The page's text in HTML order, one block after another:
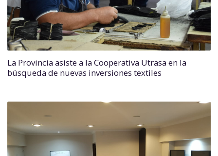
La Provincia asiste a la Cooperativa Utrasa en la
búsqueda de nuevas inversiones textiles